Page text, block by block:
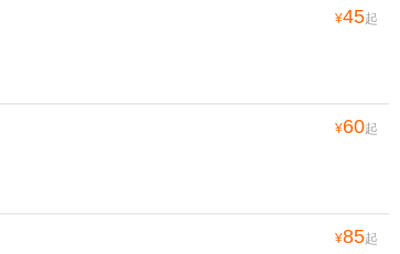
¥45起
¥60起
¥85起